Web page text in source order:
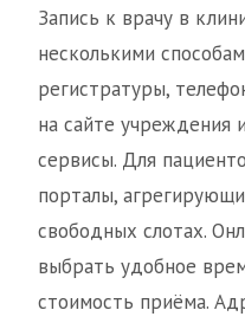
Запись к врачу в
несколькими
регистратуры,
на сайте учреждения
сервисы. Для
порталы,
свободных слотах.
выбрать удобное
стоимость приёма.